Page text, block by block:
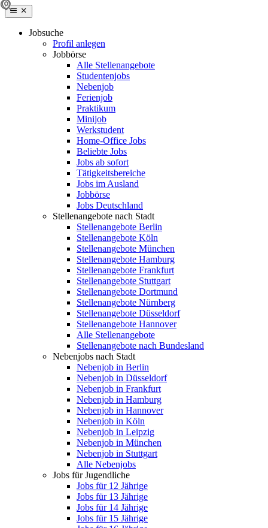
Jobsuche
Profil anlegen
Jobbörse
Alle Stellenangebote
Studentenjobs
Nebenjob
Ferienjob
Praktikum
Minijob
Werkstudent
Home-Office Jobs
Beliebte Jobs
Jobs ab sofort
Tätigkeitsbereiche
Jobs im Ausland
Jobbörse
Jobs Deutschland
Stellenangebote nach Stadt
Stellenangebote Berlin
Stellenangebote Köln
Stellenangebote München
Stellenangebote Hamburg
Stellenangebote Frankfurt
Stellenangebote Stuttgart
Stellenangebote Dortmund
Stellenangebote Nürnberg
Stellenangebote Düsseldorf
Stellenangebote Hannover
Alle Stellenangebote
Stellenangebote nach Bundesland
Nebenjobs nach Stadt
Nebenjob in Berlin
Nebenjob in Düsseldorf
Nebenjob in Frankfurt
Nebenjob in Hamburg
Nebenjob in Hannover
Nebenjob in Köln
Nebenjob in Leipzig
Nebenjob in München
Nebenjob in Stuttgart
Alle Nebenjobs
Jobs für Jugendliche
Jobs für 12 Jährige
Jobs für 13 Jährige
Jobs für 14 Jährige
Jobs für 15 Jährige